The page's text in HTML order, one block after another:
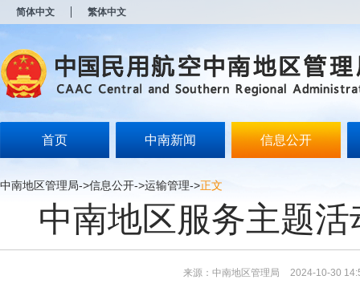
简体中文 繁体中文
首页 中南新闻 信息公开
中南地区管理局->信息公开->运输管理->正文
中南地区服务主题
来源：中南地区管理局 2024-10-30